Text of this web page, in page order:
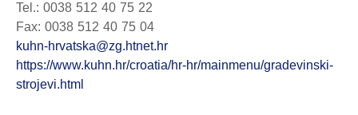
Tel.: 0038 512 40 75 22
Fax: 0038 512 40 75 04
kuhn-hrvatska@zg.htnet.hr
https://www.kuhn.hr/croatia/hr-hr/mainmenu/gradevinski-
strojevi.html